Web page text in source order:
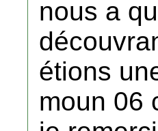
nous a
étions
moun 06